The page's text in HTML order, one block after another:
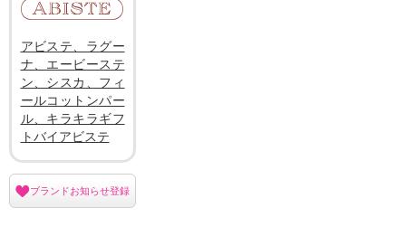
アビステ、ラグー
ナ、エービーステ
ン、シスカ、フィ
ールコットンパー
ル、キラキラギフ
トバイアビステ
ブランドお知らせ登録